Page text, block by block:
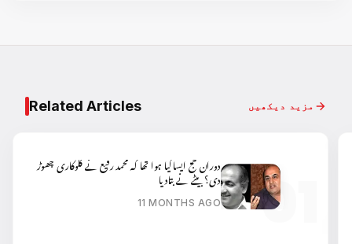
Related Articles مزید دیکھیں
دوران حج ایسا کیا ہوا تھا کہ محمد رفیع نے گلوکاری چھوڑ
دی؟ بیٹے نے بتادیا
11 MONTHS AGO